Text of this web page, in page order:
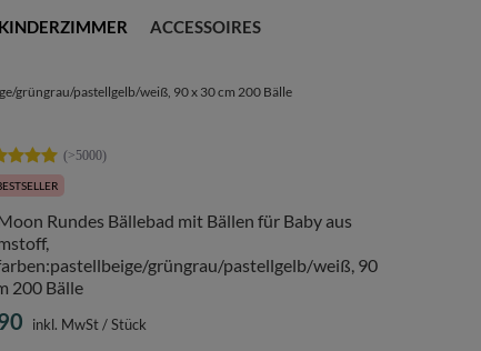
KINDERZIMMER ACCESSOIRES
grüngrau/pastellgelb/weiß, 90 x 30 cm 200 Bälle
Rundes Bällebad mit Bällen für Baby aus
grüngrau/pastellgelb/weiß, 90
200 Bälle
inkl. MwSt/Stück